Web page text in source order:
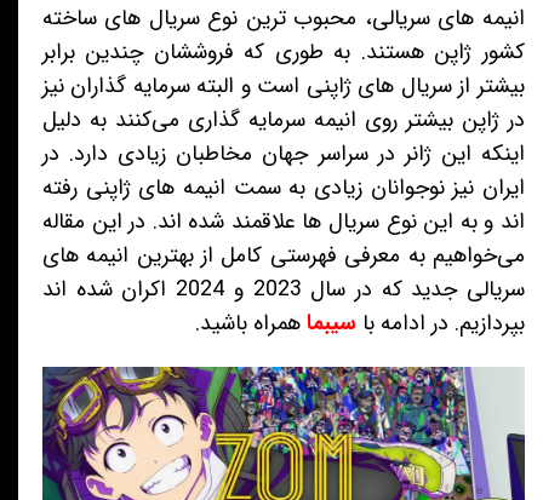
انیمه های سریالی، محبوب ترین نوع سریال های ساخته
کشور ژاپن هستند. به طوری که فروششان چندین برابر
بیشتر از سریال های ژاپنی است و البته سرمایه گذاران نیز
در ژاپن بیشتر روی انیمه سرمایه گذاری می‌کنند به دلیل
اینکه این ژانر در سراسر جهان مخاطبان زیادی دارد. در
ایران نیز نوجوانان زیادی به سمت انیمه های ژاپنی رفته
اند و به این نوع سریال ها علاقمند شده اند. در این مقاله
می‌خواهیم به معرفی فهرستی کامل از بهترین انیمه های
سریالی جدید که در سال 2023 و 2024 اکران شده اند
بپردازیم. در ادامه با سیبماهمراه باشید.